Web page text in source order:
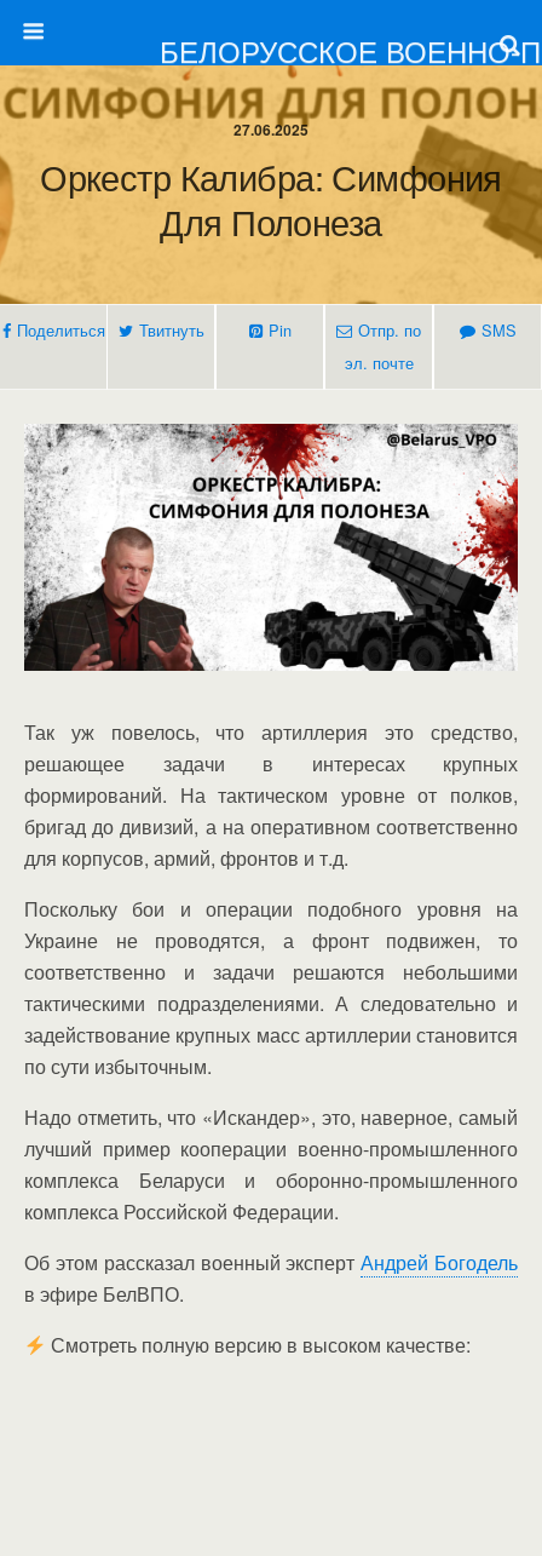
БЕЛОРУССКОЕ ВОЕННО-
27.06.2025
Оркестр Калибра: Симфония
Для Полонеза
Поделиться Твитнуть Pin
Отпр. по
эл. почте
SMS
Так уж повелось, что артиллерия это средство,
решающее задачи в интересах крупных
формирований. На тактическом уровне от полков,
бригад до дивизий, а на оперативном соответственно
для корпусов, армий, фронтов и т.д.
Поскольку бои и операции подобного уровня на
Украине не проводятся, а фронт подвижен, то
соответственно и задачи решаются небольшими
тактическими подразделениями. А следовательно и
задействование крупных масс артиллерии становится
по сути избыточным.
Надо отметить, что «Искандер», это, наверное, самый
лучший пример кооперации военно-промышленного
комплекса Беларуси и оборонно-промышленного
комплекса Российской Федерации.
Об этом рассказал военный экспертАндрей Богодель
в эфире БелВПО.
Смотреть полную версию в высоком качестве: